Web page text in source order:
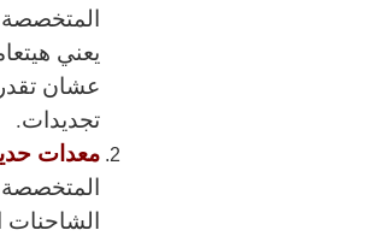
المتخصصة
يعني
عشان
تجديدات.
معدات
الشاحنات